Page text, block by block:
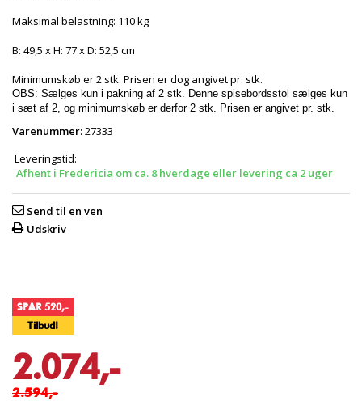
Maksimal belastning: 110 kg
B: 49,5 x H: 77 x D: 52,5 cm
Minimumskøb er 2 stk. Prisen er dog angivet pr. stk.
OBS: Sælges kun i pakning af 2 stk. Denne spisebordsstol sælges kun
i sæt af 2, og minimumskøb er derfor 2 stk. Prisen er angivet pr. stk.
Varenummer:27333
Leveringstid:
Afhent i Fredericia om ca. 8 hverdage eller levering ca 2 uger
Send til en ven
Udskriv
SPAR 520,-
Tilbud!
2.074,-
2.594,-